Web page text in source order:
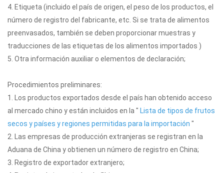
4. Etiqueta (incluido el país de origen, el peso de los productos, el
número de registro del fabricante, etc. Si se trata de alimentos
preenvasados, también se deben proporcionar muestras y
traducciones de las etiquetas de los alimentos importados )
5. Otra información auxiliar o elementos de declaración;
Procedimientos preliminares:
1. Los productos exportados desde el país han obtenido acceso
al mercado chino y están incluidos en la " Lista de tipos de frutos
secos y países y regiones permitidas para la importación "
2. Las empresas de producción extranjeras se registran en la
Aduana de China y obtienen un número de registro en China;
3. Registro de exportador extranjero;